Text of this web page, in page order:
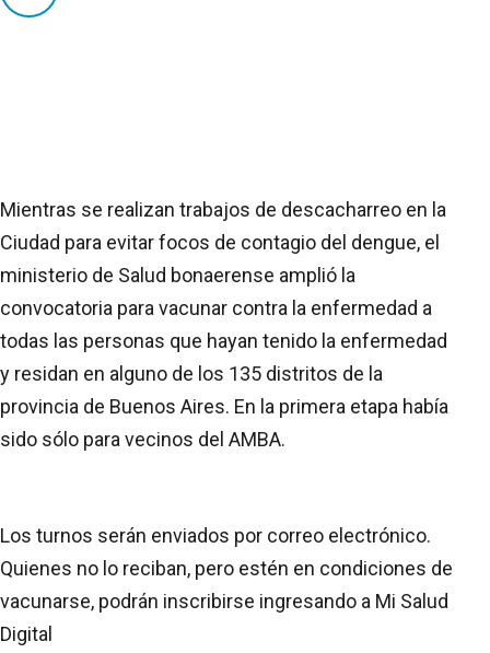
Mientras se realizan trabajos de descacharreo en la
Ciudad para evitar focos de contagio del dengue, el
ministerio de Salud bonaerense amplió la
convocatoria para vacunar contra la enfermedad a
todas las personas que hayan tenido la enfermedad
y residan en alguno de los 135 distritos de la
provincia de Buenos Aires. En la primera etapa había
sido sólo para vecinos del AMBA.
Los turnos serán enviados por correo electrónico.
Quienes no lo reciban, pero estén en condiciones de
vacunarse, podrán inscribirse ingresando a Mi Salud
Digital